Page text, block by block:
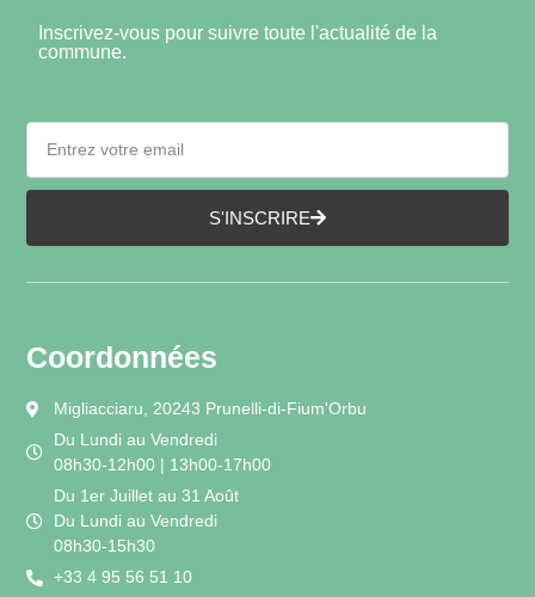
Inscrivez-vous pour suivre toute l'actualité de la
commune.
S'INSCRIRE
Coordonnées
Migliacciaru, 20243 Prunelli-di-Fium'Orbu
Du Lundi au Vendredi
08h30-12h00 | 13h00-17h00
Du 1er Juillet au 31 Août
Du Lundi au Vendredi
08h30-15h30
+33 4 95 56 51 10